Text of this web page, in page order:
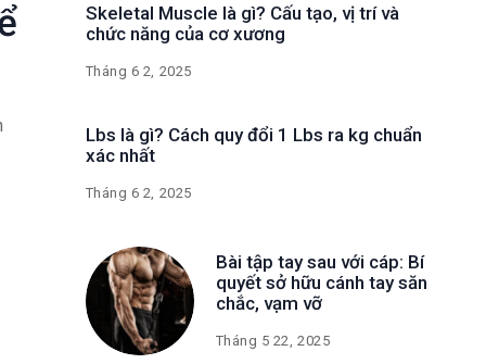
Skeletal Muscle là gì? Cấu tạo, vị trí và
chức năng của cơ xương
Tháng 6 2, 2025
Lbs là gì? Cách quy đổi 1 Lbs ra kg chuẩn
xác nhất
Tháng 6 2, 2025
Bài tập tay sau với cáp: Bí
quyết sở hữu cánh tay săn
chắc, vạm vỡ
Tháng 5 22, 2025